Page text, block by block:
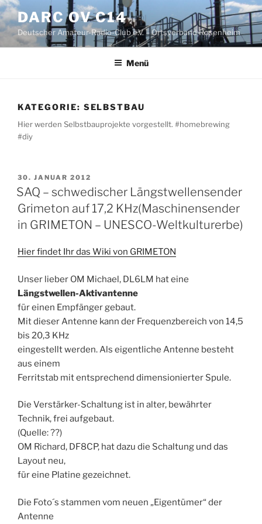
Zum
Inhalt
springen
DARC OV C14
Deutscher Amateur-Radio-Club e.V. – Ortsverband Rosenheim
Menü
KATEGORIE: SELBSTBAU
Hier werden Selbstbauprojekte vorgestellt. #homebrewing
#diy
VERÖFFENTLICHT
AM
30. JANUAR 2012
SAQ – schwedischer Längstwellensender
Grimeton auf 17,2 KHz(Maschinensender
in GRIMETON – UNESCO-Weltkulturerbe)
Hier findet Ihr das Wiki von GRIMETON
Unser lieber OM Michael, DL6LM hat eine
Längstwellen-Aktivantenne
für einen Empfänger gebaut.
Mit dieser Antenne kann der Frequenzbereich von 14,5
bis 20,3 KHz
eingestellt werden. Als eigentliche Antenne besteht
aus einem
Ferritstab mit entsprechend dimensionierter Spule.
Die Verstärker-Schaltung ist in alter, bewährter
Technik, frei aufgebaut.
(Quelle: ??)
OM Richard, DF8CP, hat dazu die Schaltung und das
Layout neu,
für eine Platine gezeichnet.
Die Foto´s stammen vom neuen „Eigentümer“ der
Antenne